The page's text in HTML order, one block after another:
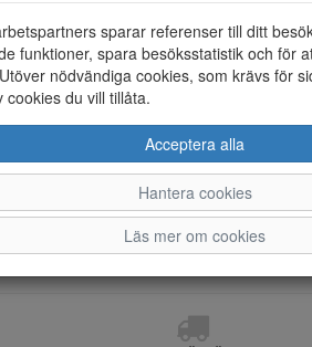
Material
sparar referenser till ditt
funktioner, spara besöksstatistik och för
nödvändiga cookies, som krävs för
cookies du vill tillåta.
Acceptera alla
Hantera cookies
Läs mer om cookies